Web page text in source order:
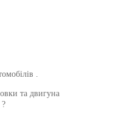
.
та двигуна